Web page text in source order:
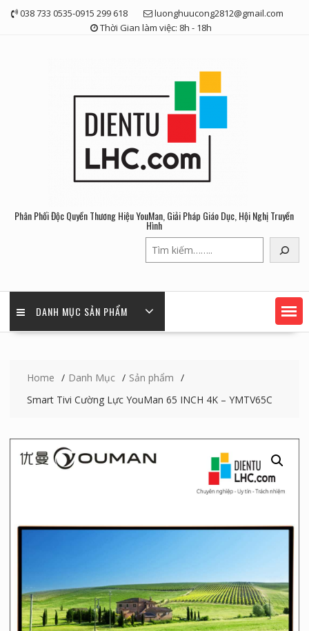
Skip 038 733 0535-0915 299 618
luonghuucong2812@gmail.com
Thời Gian làm việc: 8h - 18h
Phân Phối Độc Quyền Thương Hiệu YouMan, Giải Pháp Giáo Dục, Hội Nghị Truyền
Hình
kiếm
DANH MỤC SẢN PHẨM
Home Danh Mục
Sản phẩm
Smart Tivi Cường Lực YouMan 65 INCH 4K – YMTV65C